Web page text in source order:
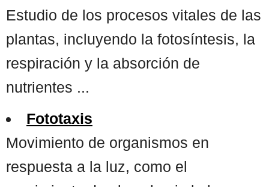
Estudio de los procesos vitales de las
plantas, incluyendo la fotosíntesis, la
respiración y la absorción de
nutrientes ...
Fototaxis
Movimiento de organismos en
respuesta a la luz, como el